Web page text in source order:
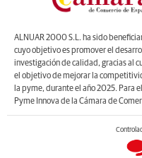
ALNUAR 2000 S.L. ha sido
cuyo objetivo es promover el
investigación de calidad, gracias al
el objetivo de mejorar la
la pyme, durante el año 2025. Para
Pyme Innova de la Cámara de